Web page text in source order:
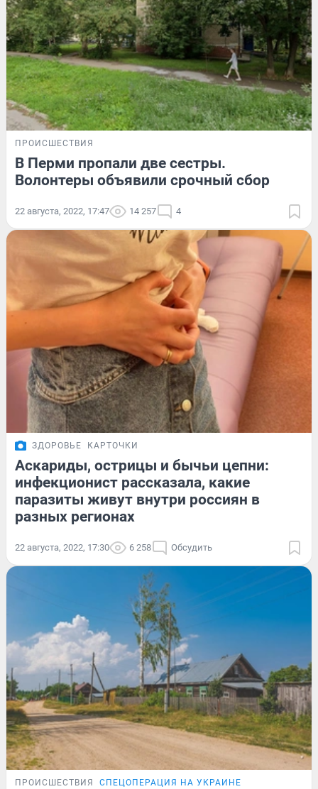
ПРОИСШЕСТВИЯ
В Перми пропали две сестры.
Волонтеры объявили срочный сбор
22 августа, 2022, 17:47 14 257 4
ЗДОРОВЬЕ КАРТОЧКИ
Аскариды, острицы и бычьи цепни:
инфекционист рассказала, какие
паразиты живут внутри россиян в
разных регионах
22 августа, 2022, 17:30 6 258 Обсудить
ПРОИСШЕСТВИЯ СПЕЦОПЕРАЦИЯ НА УКРАИНЕ